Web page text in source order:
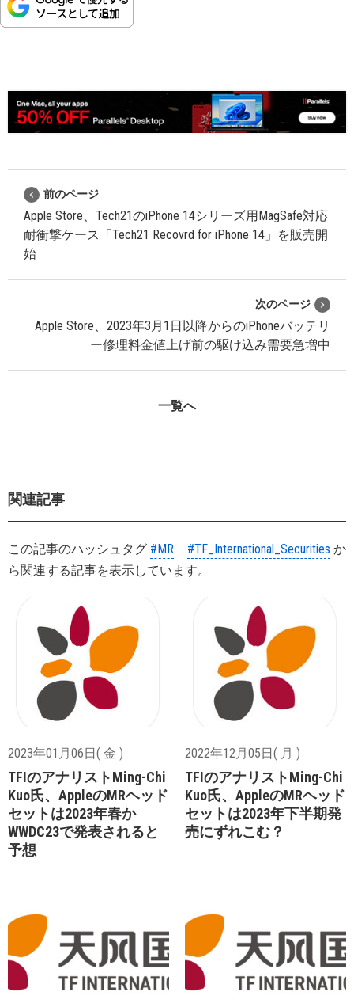
前のページ
Apple Store、Tech21のiPhone 14シリーズ用MagSafe対応
耐衝撃ケース「Tech21 Recovrd for iPhone 14」を販売開
始
次のページ
Apple Store、2023年3月1日以降からのiPhoneバッテリ
ー修理料金値上げ前の駆け込み需要急増中
一覧へ
関連記事
この記事のハッシュタグ #MR #TF_International_Securities か
ら関連する記事を表示しています。
2023年01月06日( 金 )
TFIのアナリストMing-Chi
Kuo氏、AppleのMRヘッド
セットは2023年春か
WWDC23で発表されると
予想
2022年12月05日( 月 )
TFIのアナリストMing-Chi
Kuo氏、AppleのMRヘッド
セットは2023年下半期発
売にずれこむ？